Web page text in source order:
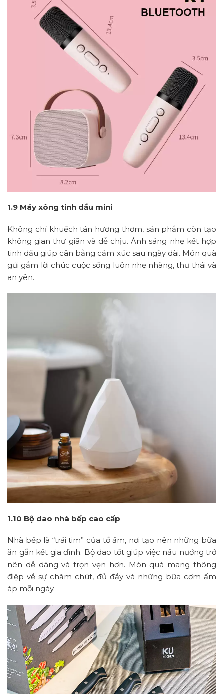
1.9 Máy xông tinh dầu mini
Không chỉ khuếch tán hương thơm, sản phẩm còn tạo
không gian thư giãn và dễ chịu. Ánh sáng nhẹ kết hợp
tinh dầu giúp cân bằng cảm xúc sau ngày dài. Món quà
gửi gắm lời chúc cuộc sống luôn nhẹ nhàng, thư thái và
an yên.
1.10 Bộ dao nhà bếp cao cấp
Nhà bếp là “trái tim” của tổ ấm, nơi tạo nên những bữa
ăn gắn kết gia đình. Bộ dao tốt giúp việc nấu nướng trở
nên dễ dàng và trọn vẹn hơn. Món quà mang thông
điệp về sự chăm chút, đủ đầy và những bữa cơm ấm
áp mỗi ngày.